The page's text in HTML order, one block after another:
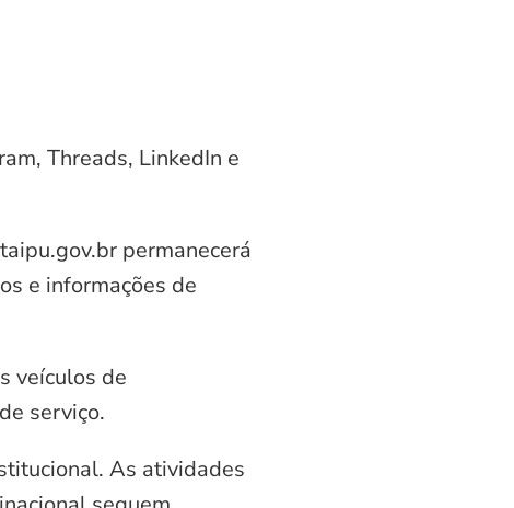
Threads, LinkedIn e
permanecerá
e informações de
veículos de
serviço.
As atividades